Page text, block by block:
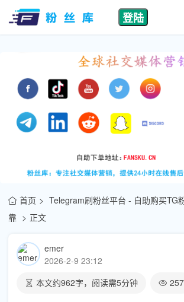
登陆
首页
Telegram刷粉丝平台 - 自助购买TG
靠
正文
emer
2026-2-9 23:12
本文约962字，阅读需5分钟 257